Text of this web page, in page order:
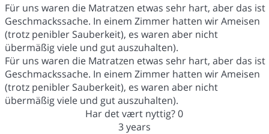
Für uns waren die Matratzen etwas sehr hart, aber das ist
Geschmackssache. In einem Zimmer hatten wir Ameisen
(trotz penibler Sauberkeit), es waren aber nicht
übermäßig viele und gut auszuhalten).
Für uns waren die Matratzen etwas sehr hart, aber das ist
Geschmackssache. In einem Zimmer hatten wir Ameisen
(trotz penibler Sauberkeit), es waren aber nicht
übermäßig viele und gut auszuhalten).
Har det vært nyttig?0
3 years